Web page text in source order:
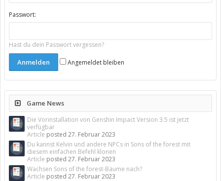
Passwort:
Hast du dein Passwort vergessen?
Angemeldet bleiben
Game News
Die Vorinstallation von Genshin Impact Version 3.5 ist jetzt
verfügbar
Article posted 27. Februar 2023
Du kannst Kelvin und andere NPCs in Sons of the forest mit
diesem einfachen Befehl klonen
Article posted 27. Februar 2023
Wachsen Sons of the forest-Bäume nach?
Article posted 27. Februar 2023